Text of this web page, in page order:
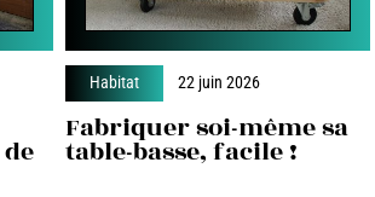
Habitat 22 juin 2026
Fabriquer soi-même sa
table-basse, facile !